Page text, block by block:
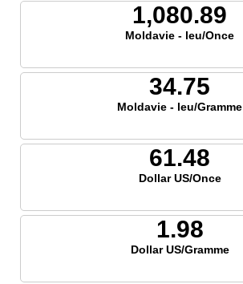
1,080.89
Moldavie - leu/Once
34.75
Moldavie - leu/Gramme
61.48
Dollar US/Once
1.98
Dollar US/Gramme